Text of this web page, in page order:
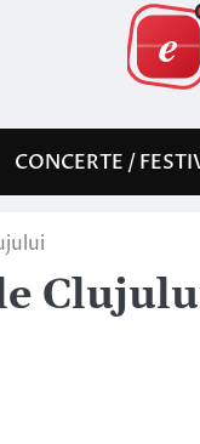
CONCERTE /